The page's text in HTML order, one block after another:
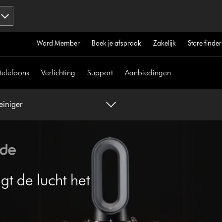
Word Member Boek je afspraak Zakelijk Store finder
Verlichting Support Aanbiedingen
de lucht het